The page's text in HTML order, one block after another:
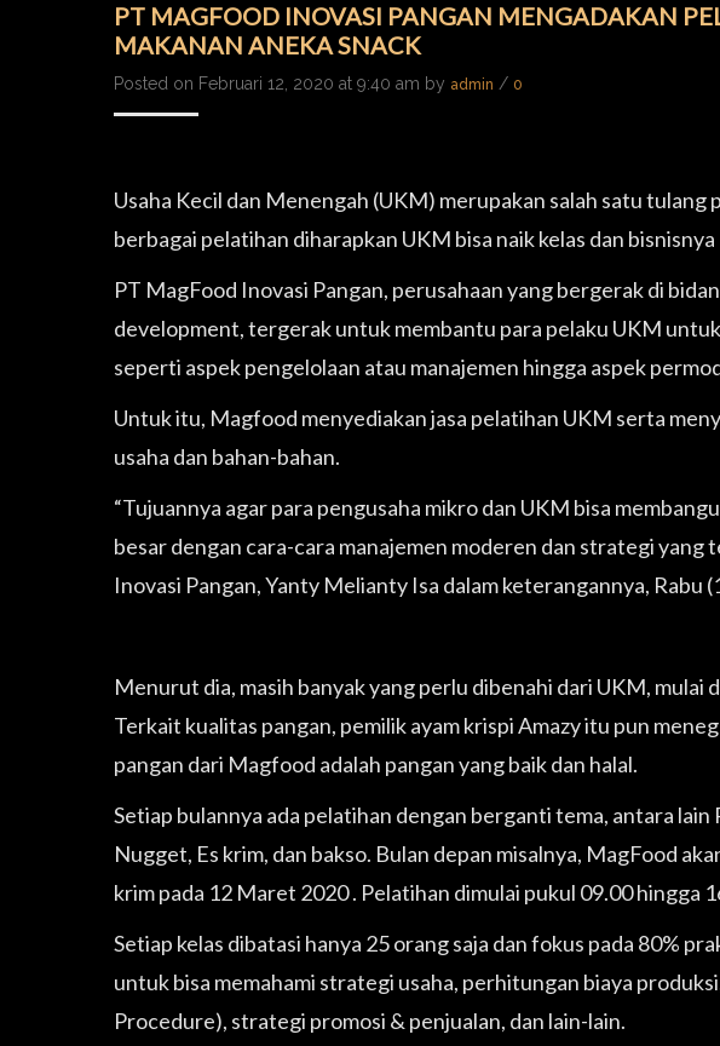
PT MAGFOOD INOVASI PANGAN MENGADAKAN
MAKANAN ANEKA SNACK
Posted on Februari 12, 2020 at 9:40 am by admin / 0
Usaha Kecil dan Menengah (UKM) merupakan salah satu
berbagai pelatihan diharapkan UKM bisa naik kelas dan
PT MagFood Inovasi Pangan, perusahaan yang bergerak di
development, tergerak untuk membantu para pelaku UKM
seperti aspek pengelolaan atau manajemen hingga aspek
Untuk itu, Magfood menyediakan jasa pelatihan UKM serta
usaha dan bahan-bahan.
“Tujuannya agar para pengusaha mikro dan UKM bisa
besar dengan cara-cara manajemen moderen dan strategi yang
Inovasi Pangan, Yanty Melianty Isa dalam keterangannya, Rabu
Menurut dia, masih banyak yang perlu dibenahi dari UKM, mulai
Terkait kualitas pangan, pemilik ayam krispi Amazy itu pun
pangan dari Magfood adalah pangan yang baik dan halal.
Setiap bulannya ada pelatihan dengan berganti tema, antara
Nugget, Es krim, dan bakso. Bulan depan misalnya, MagFood
krim pada 12 Maret 2020 . Pelatihan dimulai pukul 09.00 hingga
Setiap kelas dibatasi hanya 25 orang saja dan fokus pada 80%
untuk bisa memahami strategi usaha, perhitungan biaya
Procedure), strategi promosi & penjualan, dan lain-lain.